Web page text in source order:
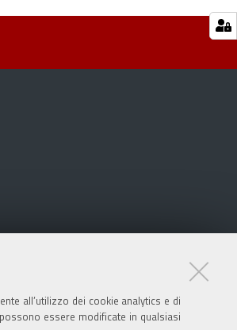
all’utilizzo dei cookie analytics e di
essere modificate in qualsiasi